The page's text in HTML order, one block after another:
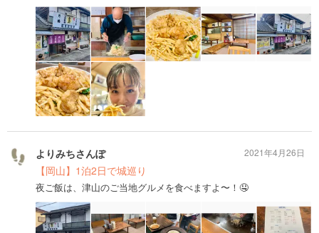
よりみちさんぽ
【岡山】1泊2日で城巡り
夜ご飯は、津山のご当地グルメを食べますよ〜！🤤
2021年4月26日